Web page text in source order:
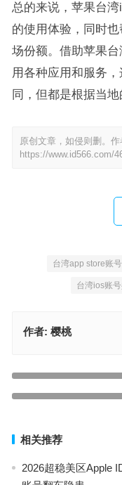
总的来说，苹果台
的使用体验，同时
场份额。借助苹果
用各种应用和服务
同，但都是根据当
原创文章，如侵则删。
https://www.id566.com/
台湾app store账号
台湾ios账
作者: 樱桃
相关推荐
2026超稳美区Apple